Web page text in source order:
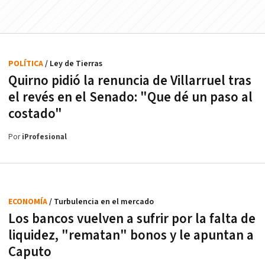
Quirno pidió la renuncia de Villarruel tras
el revés en el Senado: "Que dé un paso al
costado"
POLÍTICA/ Ley de Tierras
PoriProfesional
Los bancos vuelven a sufrir por la falta de
liquidez, "rematan" bonos y le apuntan a
Caputo
ECONOMÍA/ Turbulencia en el mercado